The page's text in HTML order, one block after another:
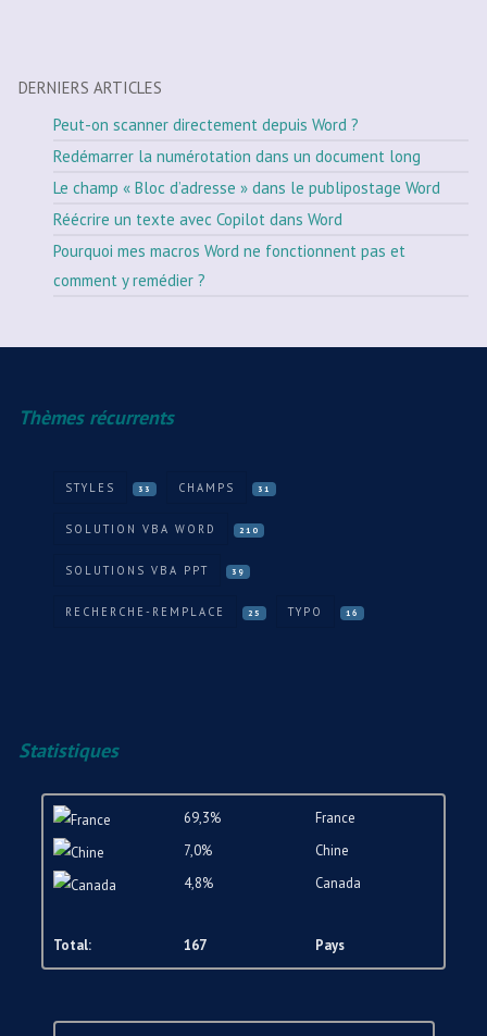
DERNIERS ARTICLES
Peut-on scanner directement depuis Word ?
Redémarrer la numérotation dans un document long
Le champ « Bloc d’adresse » dans le publipostage Word
Réécrire un texte avec Copilot dans Word
Pourquoi mes macros Word ne fonctionnent pas et
comment y remédier ?
Thèmes récurrents
STYLES 33 CHAMPS 31
SOLUTION VBA WORD 210
SOLUTIONS VBA PPT 39
RECHERCHE-REMPLACE 25 TYPO 16
Statistiques
69,3%
France
7,0%
Chine
4,8%
Canada
Total: 167 Pays